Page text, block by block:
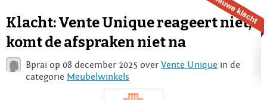
Voor Bedrijven
Login
Klacht: Vente Unique reageert niet,
komt de afspraken niet na
Bprai op 08 december 2025 overVente Unique in de
categorie Meubelwinkels